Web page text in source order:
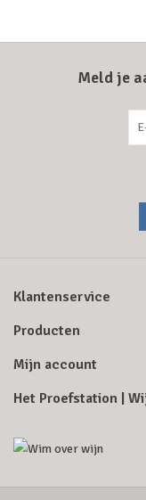
Meld je
Klantenservice
Producten
Mijn account
Het Proefstation |